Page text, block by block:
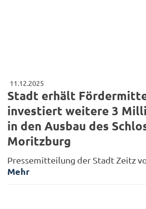
11.12.2025
Stadt erhält
investiert weitere 3
in den Ausbau des
Moritzburg
Pressemitteilung der Stadt Zeitz
Mehr